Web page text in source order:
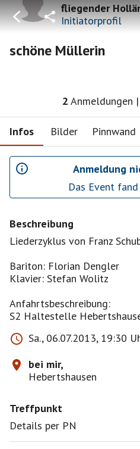
fliegender
Initiatorprofil
schöne Müllerin
2 Anmeldungen |
Infos Bilder Pinnwand
Anmeldung
Das Event
Beschreibung
Liederzyklus von Franz
Bariton: Florian Dengler
Klavier: Stefan Wolitz
Anfahrtsbeschreibung:
S2 Haltestelle
Sa., 06.07.2013, 19:30
bei mir,
Hebertshausen
Treffpunkt
Details per PN